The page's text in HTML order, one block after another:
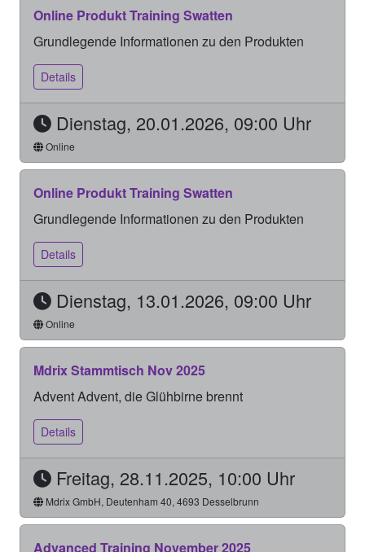
Online Produkt Training Swatten
Grundlegende Informationen zu den Produkten
Details
Dienstag, 20.01.2026, 09:00 Uhr
Online
Online Produkt Training Swatten
Grundlegende Informationen zu den Produkten
Details
Dienstag, 13.01.2026, 09:00 Uhr
Online
Mdrix Stammtisch Nov 2025
Advent Advent, die Glühbirne brennt
Details
Freitag, 28.11.2025, 10:00 Uhr
Mdrix GmbH, Deutenham 40, 4693 Desselbrunn
Advanced Training November 2025